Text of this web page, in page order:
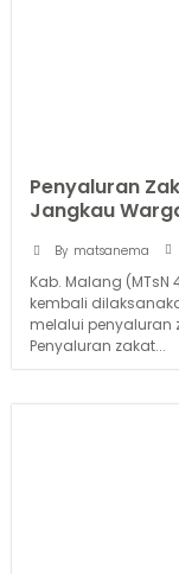
Penyaluran
Jangkau
By matsanema
Kab. Malang
kembali
melalui penyaluran
Penyaluran zakat...